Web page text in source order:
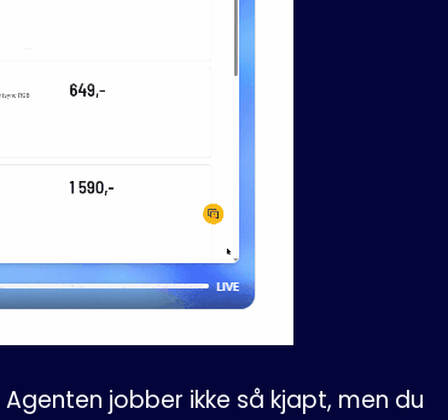
jobber ikke så kjapt, men du